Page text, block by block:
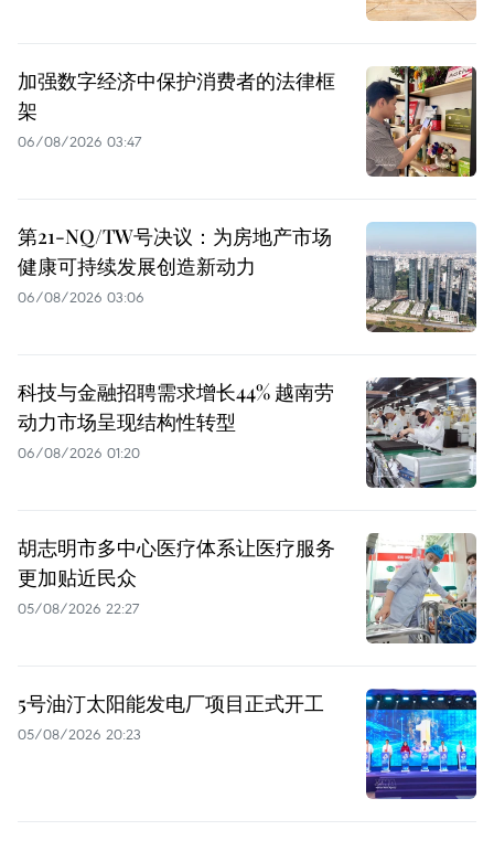
加强数字经济中保护消费者的法律框
架
06/08/2026 03:47
第21-NQ/TW号决议：为房地产市场
健康可持续发展创造新动力
06/08/2026 03:06
科技与金融招聘需求增长44% 越南劳
动力市场呈现结构性转型
06/08/2026 01:20
胡志明市多中心医疗体系让医疗服务
更加贴近民众
05/08/2026 22:27
5号油汀太阳能发电厂项目正式开工
05/08/2026 20:23